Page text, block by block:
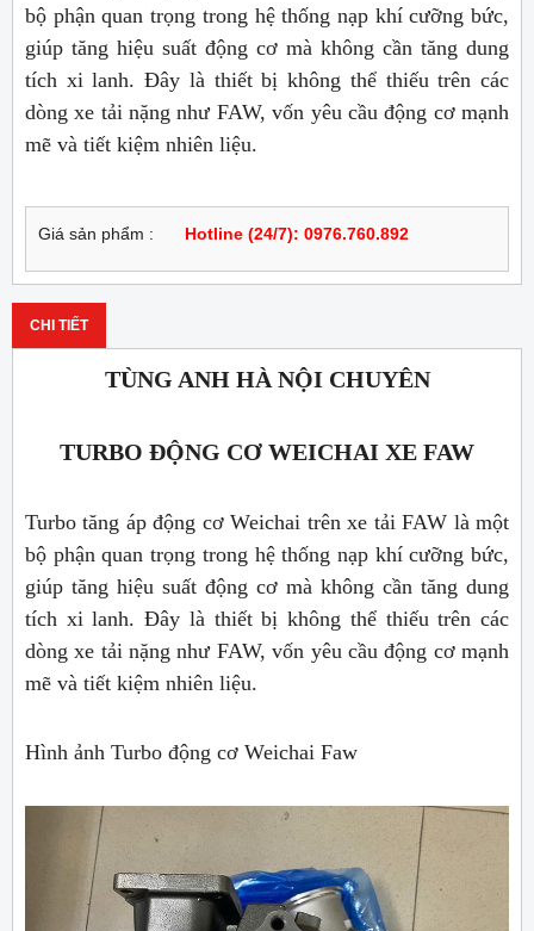
bộ phận quan trọng trong hệ thống nạp khí cưỡng bức,
giúp tăng hiệu suất động cơ mà không cần tăng dung
tích xi lanh. Đây là thiết bị không thể thiếu trên các
dòng xe tải nặng như FAW, vốn yêu cầu động cơ mạnh
mẽ và tiết kiệm nhiên liệu.
Giá sản phẩm : Hotline (24/7): 0976.760.892
CHI TIẾT
TÙNG ANH HÀ NỘI CHUYÊN
TURBO ĐỘNG CƠ WEICHAI XE FAW
Turbo tăng áp động cơ Weichai trên xe tải FAW là một
bộ phận quan trọng trong hệ thống nạp khí cưỡng bức,
giúp tăng hiệu suất động cơ mà không cần tăng dung
tích xi lanh. Đây là thiết bị không thể thiếu trên các
dòng xe tải nặng như FAW, vốn yêu cầu động cơ mạnh
mẽ và tiết kiệm nhiên liệu.
Hình ảnh Turbo động cơ Weichai Faw